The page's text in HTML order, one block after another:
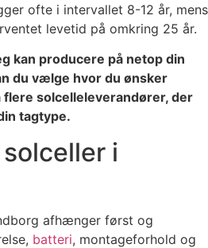
ofte i intervallet 8-12 år, mens
levetid på omkring 25 år.
kan producere på netop din
du vælge hvor du ønsker
solcelleleverandører, der
tagtype.
i
afhænger først og
batteri, montageforhold og